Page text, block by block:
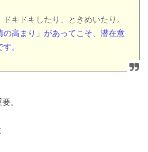
キドキしたり、ときめいたり。
の高まり」があってこそ、潜在意
。
。